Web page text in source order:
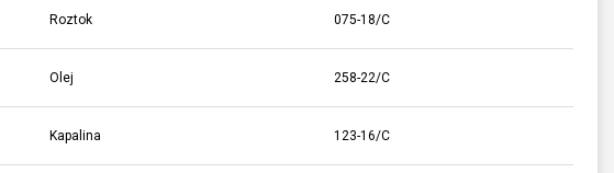
Roztok 075-18/C
Olej 258-22/C
Kapalina 123-16/C